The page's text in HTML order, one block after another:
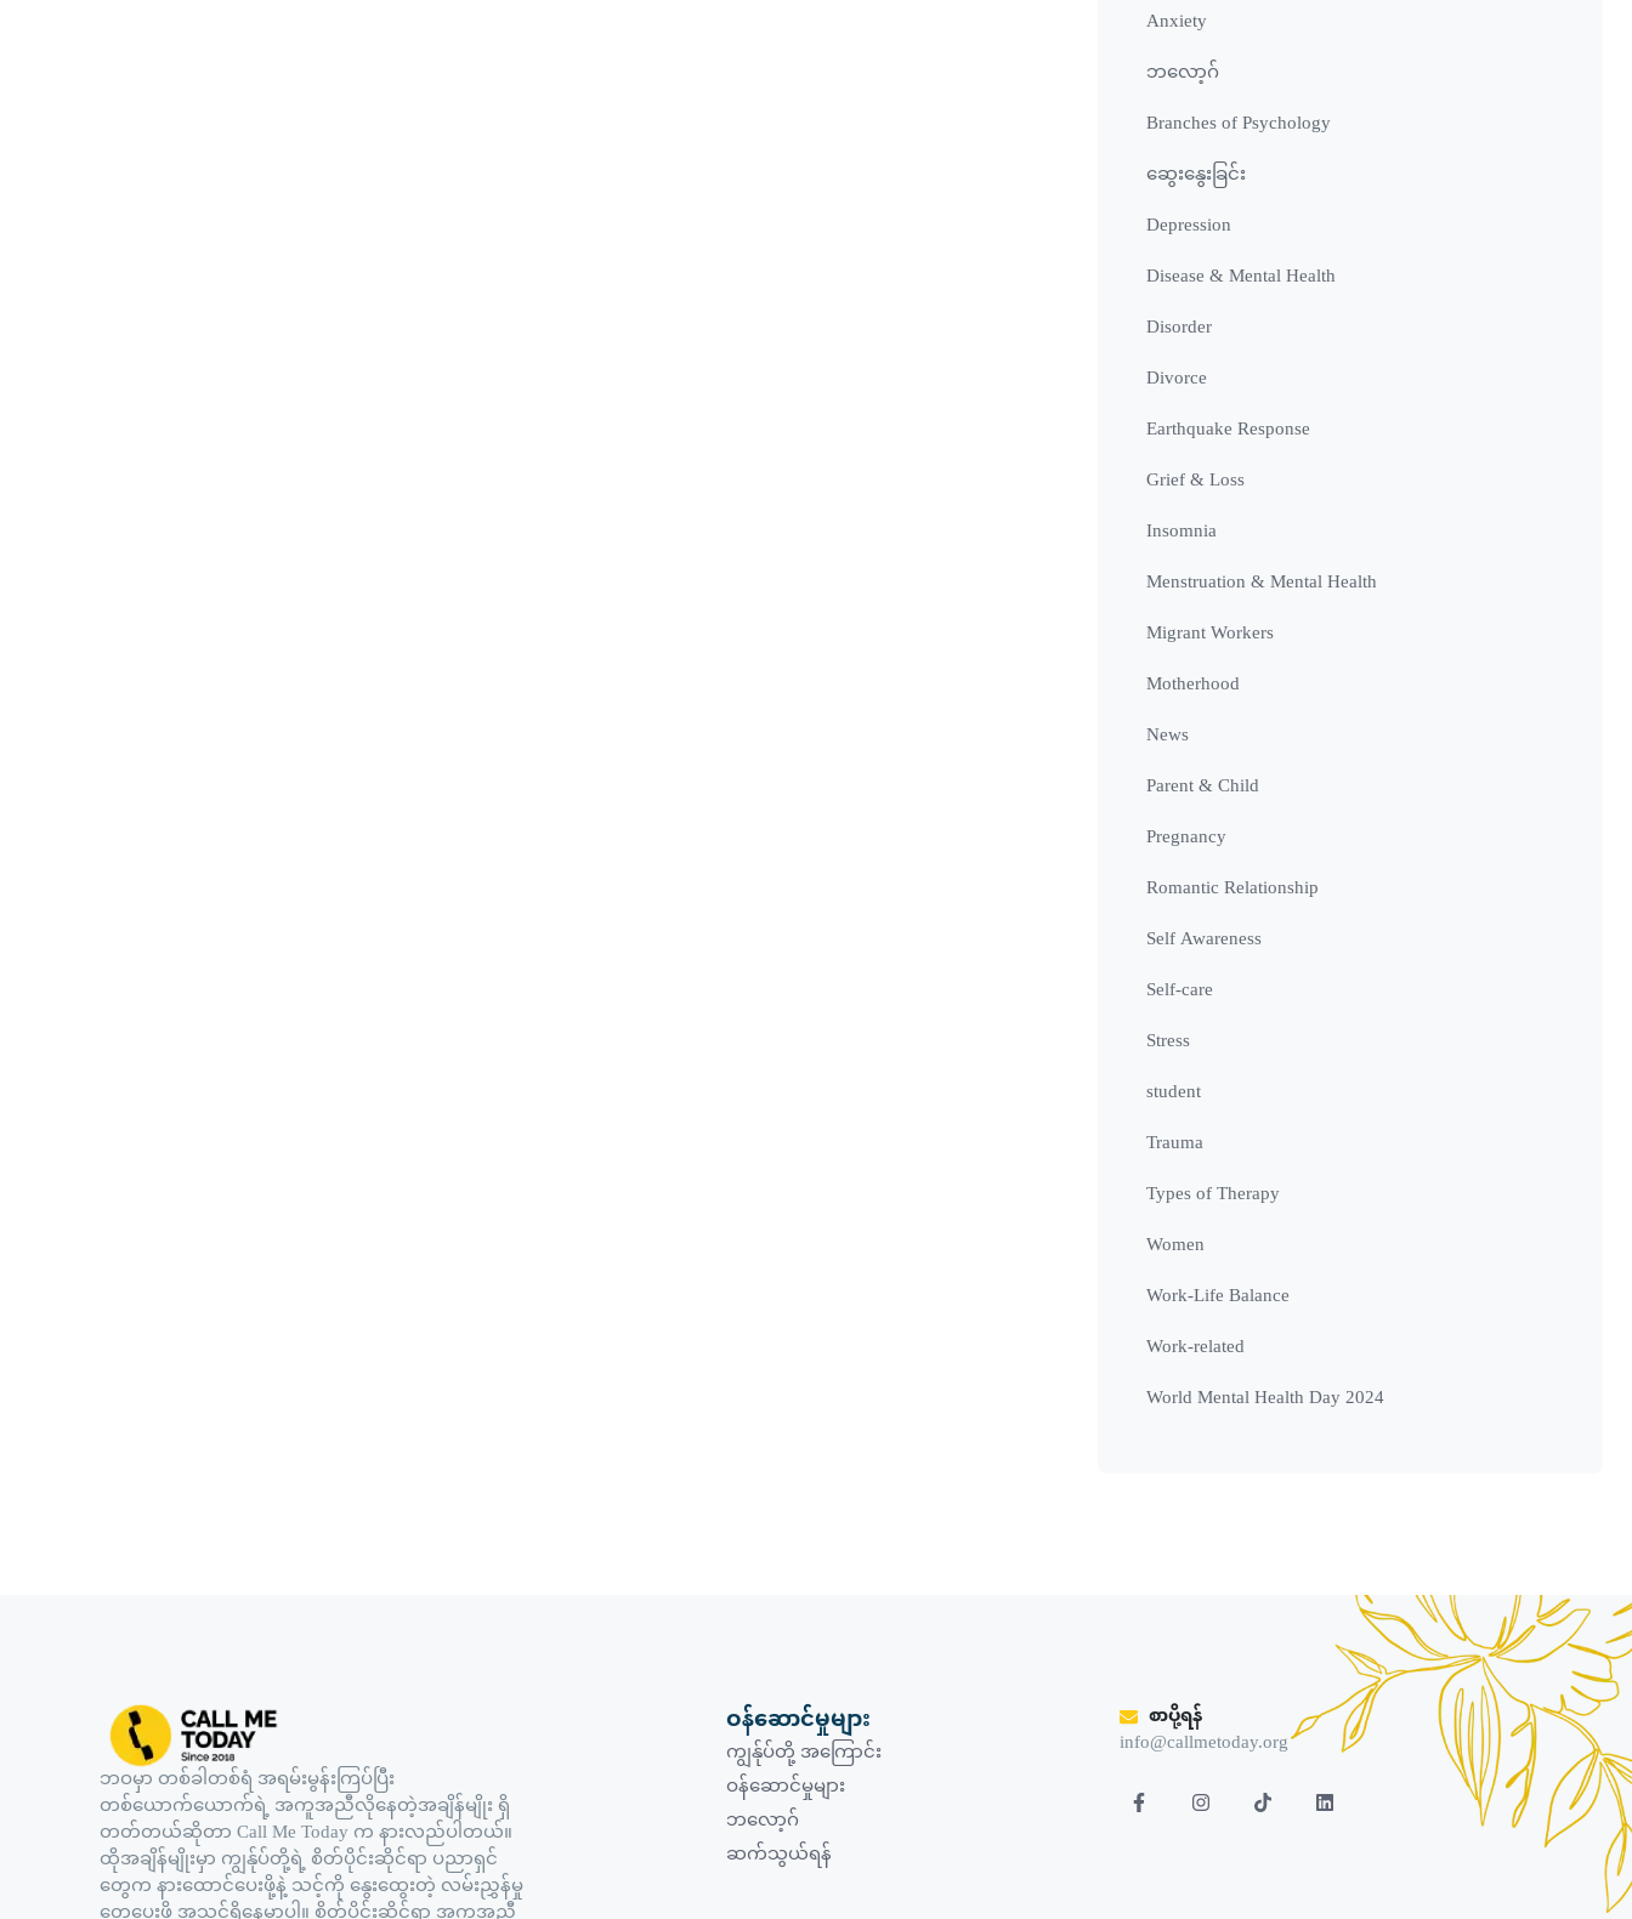
Anxiety
ဘလော့ဂ်
Branches of Psychology
ဆွေးနွေးခြင်း
Depression
Disease & Mental Health
Disorder
Divorce
Earthquake Response
Grief & Loss
Insomnia
Menstruation & Mental Health
Migrant Workers
Motherhood
News
Parent & Child
Pregnancy
Romantic Relationship
Self Awareness
Self-care
Stress
student
Trauma
Types of Therapy
Women
Work-Life Balance
Work-related
World Mental Health Day 2024
ဘဝမှာ တစ်ခါတစ်ရံ အရမ်းမွန်းကြပ်ပြီး
တစ်ယောက်ယောက်ရဲ့ အကူအညီလိုနေတဲ့အချိန်မျိုး ရှိ
တတ်တယ်ဆိုတာ Call Me Today က နားလည်ပါတယ်။
ထိုအချိန်မျိုးမှာ ကျွန်ုပ်တို့ရဲ့ စိတ်ပိုင်းဆိုင်ရာ ပညာရှင်
တွေက နားထောင်ပေးဖို့နဲ့ သင့်ကို နွေးထွေးတဲ့ လမ်းညွှန်မှု
ဝန်ဆောင်မှုများ
ကျွန်ုပ်တို့ အကြောင်း
ဝန်ဆောင်မှုများ
ဘလော့ဂ်
ဆက်သွယ်ရန်
စာပို့ရန်
info@callmetoday.org